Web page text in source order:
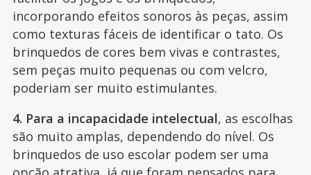
incorporando efeitos sonoros às peças, assim
como texturas fáceis de identificar o tato. Os
brinquedos de cores bem vivas e contrastes,
sem peças muito pequenas ou com velcro,
poderiam ser muito estimulantes.
4. Para a incapacidade intelectual, as escolhas
são muito amplas, dependendo do nível. Os
brinquedos de uso escolar podem ser uma